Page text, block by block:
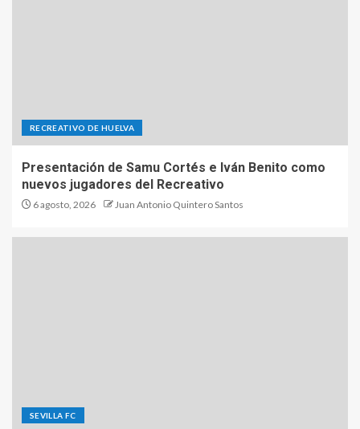
RECREATIVO DE HUELVA
Presentación de Samu Cortés e Iván Benito como
nuevos jugadores del Recreativo
6 agosto, 2026 Juan Antonio Quintero Santos
SEVILLA FC